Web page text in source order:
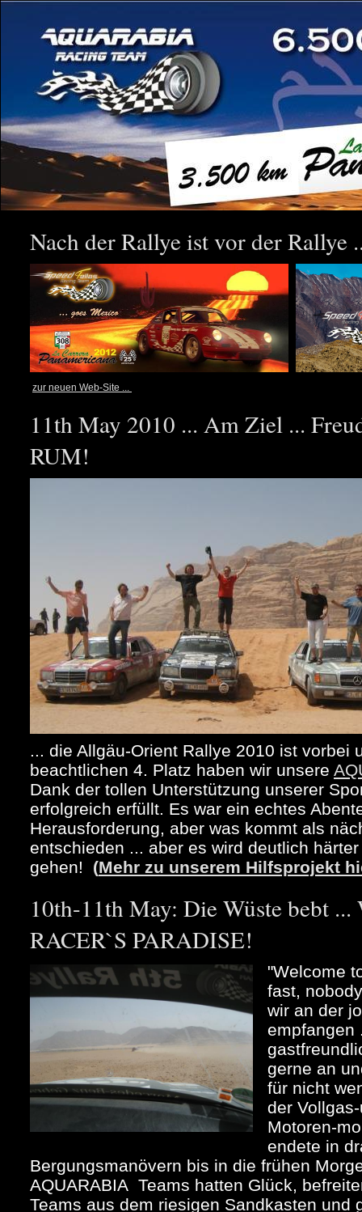
Nach der Rallye ist vor der Rallye
zur neuen Web-Site ...
11th May 2010 ... Am Ziel ...
RUM!
... die Allgäu-Orient Rallye 2010 ist vorbei
beachtlichen 4. Platz haben wir unsere
Dank der tollen Unterstützung unserer
erfolgreich erfüllt. Es war ein echtes
Herausforderung, aber was kommt als
entschieden ... aber es wird deutlich
gehen! (Mehr zu unserem Hilfsprojekt
10th-11th May: Die Wüste bebt
RACER`S PARADISE!
"Welcome
fast,
wir an der
empfangen
gerne an
für nicht
der
Motoren-
endete in
Bergungsmanövern bis in die frühen
AQUARABIA Teams hatten Glück,
Teams aus dem riesigen Sandkasten und